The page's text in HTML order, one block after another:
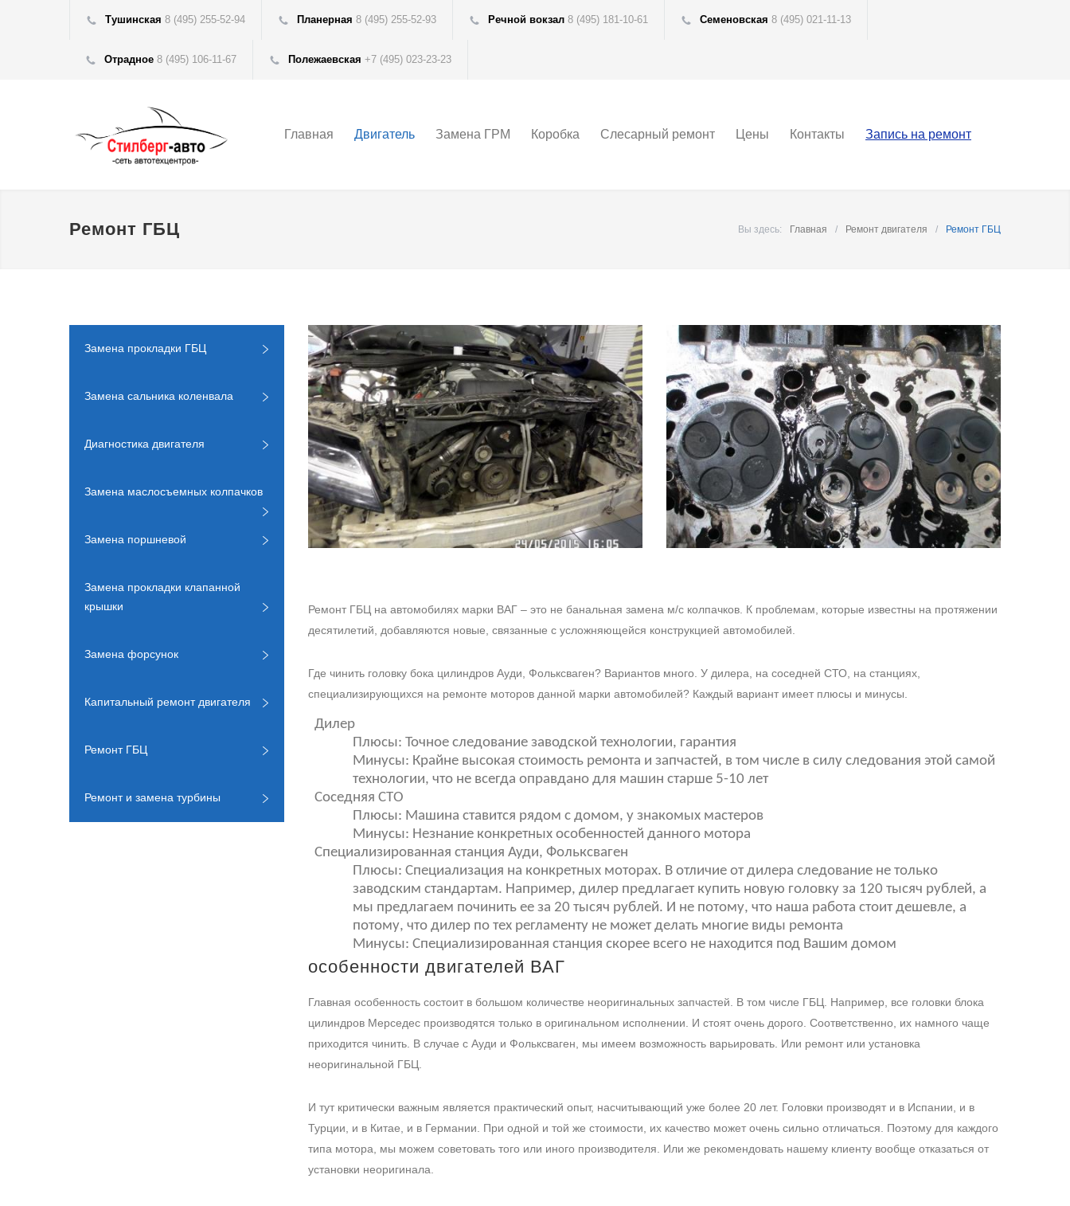
Тушинская 8 (495) 255-52-94 Планерная 8 (495) 255-52-93 Речной вокзал 8 (495) 181-10-61 Семеновская 8 (495) 021-11-13
Отрадное 8 (495) 106-11-67 Полежаевская +7 (495) 023-23-23
Главная Двигатель Замена ГРМ Коробка Слесарный ремонт Цены Контакты Запись на ремонт
Ремонт ГБЦ Вы здесь: Главная / Ремонт двигателя / Ремонт ГБЦ
Замена прокладки ГБЦ
Замена сальника коленвала
Диагностика двигателя
Замена маслосъемных колпачков
Замена поршневой
Замена прокладки клапанной
крышки
Замена форсунок
Капитальный ремонт двигателя
Ремонт ГБЦ
Ремонт и замена турбины
Ремонт ГБЦ на автомобилях марки ВАГ – это не банальная замена м/с колпачков. К проблемам, которые известны на протяжении
десятилетий, добавляются новые, связанные с усложняющейся конструкцией автомобилей.
Где чинить головку бока цилиндров Ауди, Фольксваген? Вариантов много. У дилера, на соседней СТО, на станциях,
специализирующихся на ремонте моторов данной марки автомобилей? Каждый вариант имеет плюсы и минусы.
Дилер
Плюсы: Точное следование заводской технологии, гарантия
Минусы: Крайне высокая стоимость ремонта и запчастей, в том числе в силу следования этой самой
технологии, что не всегда оправдано для машин старше 5-10 лет
Соседняя СТО
Плюсы: Машина ставится рядом с домом, у знакомых мастеров
Минусы: Незнание конкретных особенностей данного мотора
Специализированная станция Ауди, Фольксваген
Плюсы: Специализация на конкретных моторах. В отличие от дилера следование не только
заводским стандартам. Например, дилер предлагает купить новую головку за 120 тысяч рублей, а
мы предлагаем починить ее за 20 тысяч рублей. И не потому, что наша работа стоит дешевле, а
потому, что дилер по тех регламенту не может делать многие виды ремонта
Минусы: Специализированная станция скорее всего не находится под Вашим домом
особенности двигателей ВАГ
Главная особенность состоит в большом количестве неоригинальных запчастей. В том числе ГБЦ. Например, все головки блока
цилиндров Мерседес производятся только в оригинальном исполнении. И стоят очень дорого. Соответственно, их намного чаще
приходится чинить. В случае с Ауди и Фольксваген, мы имеем возможность варьировать. Или ремонт или установка
неоригинальной ГБЦ.
И тут критически важным является практический опыт, насчитывающий уже более 20 лет. Головки производят и в Испании, и в
Турции, и в Китае, и в Германии. При одной и той же стоимости, их качество может очень сильно отличаться. Поэтому для каждого
типа мотора, мы можем советовать того или иного производителя. Или же рекомендовать нашему клиенту вообще отказаться от
установки неоригинала.